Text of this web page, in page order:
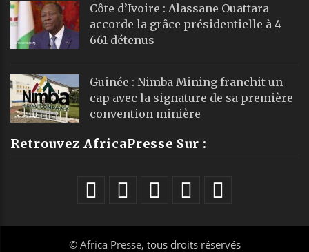
Côte d’Ivoire : Alassane Ouattara
accorde la grâce présidentielle à 4
661 détenus
Guinée : Nimba Mining franchit un
cap avec la signature de sa première
convention minière
Retrouvez AfricaPresse Sur :
© Africa Presse, tous droits réservés